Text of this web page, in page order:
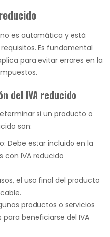
es automática y está
Es fundamental
para evitar errores en la
del IVA reducido
si un producto o
son:
Debe estar incluido en la
con IVA reducido
el uso final del producto
productos o servicios
beneficiarse del IVA